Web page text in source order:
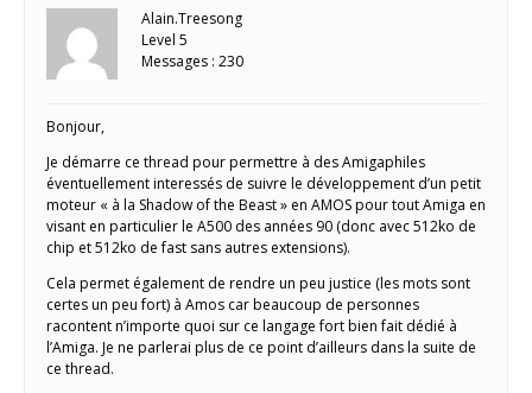
Alain.Treesong
Level 5
Messages : 230
Bonjour,
Je démarre ce thread pour permettre à des Amigaphiles
éventuellement interessés de suivre le développement d’un petit
moteur « à la Shadow of the Beast » en AMOS pour tout Amiga en
visant en particulier le A500 des années 90 (donc avec 512ko de
chip et 512ko de fast sans autres extensions).
Cela permet également de rendre un peu justice (les mots sont
certes un peu fort) à Amos car beaucoup de personnes
racontent n’importe quoi sur ce langage fort bien fait dédié à
l’Amiga. Je ne parlerai plus de ce point d’ailleurs dans la suite de
ce thread.